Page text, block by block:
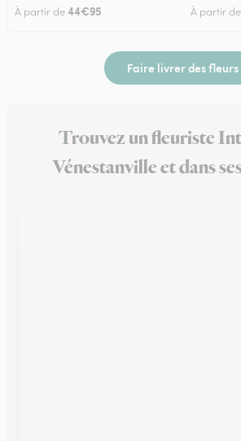
À partir de44€95 À partir de
Faire livrer des fleurs
Trouvez un fleuriste
Vénestanville et dans